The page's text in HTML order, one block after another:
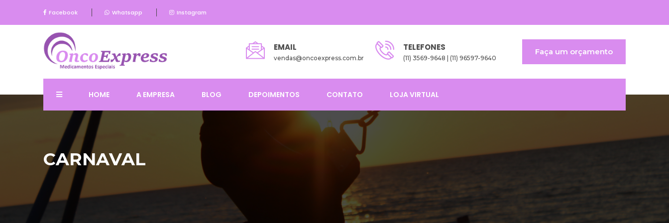
Facebook Whatsapp Instagram
EMAIL
vendas@oncoexpress.com.br
TELEFONES
(11) 3569-9648 | (11) 96597-9640
Faça um orçamento
HOME A EMPRESA BLOG DEPOIMENTOS CONTATO LOJA VIRTUAL
CARNAVAL